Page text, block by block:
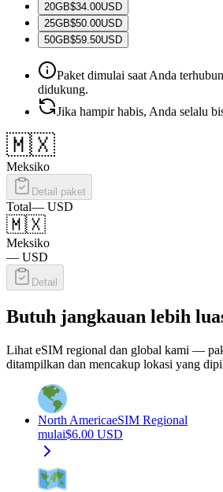
20GB$34.00USD
25GB$50.00USD
50GB$59.50USD
Paket dimulai saat Anda
didukung.
Jika hampir habis, Anda selalu
🇲🇽
Meksiko
Detail paket
Total— USD
🇲🇽
Meksiko
— USD
Detail
Butuh jangkauan lebih
Lihat eSIM regional dan global kami —
ditampilkan dan mencakup lokasi yang
North AmericaeSIM Regional
mulai$6.00 USD